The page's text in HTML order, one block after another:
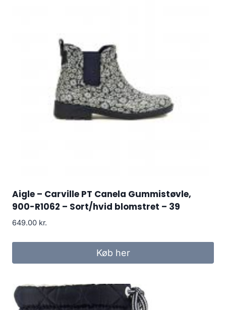
Aigle – Carville PT Canela Gummistøvle,
900-R1062 – Sort/hvid blomstret – 39
649.00 kr.
Køb her